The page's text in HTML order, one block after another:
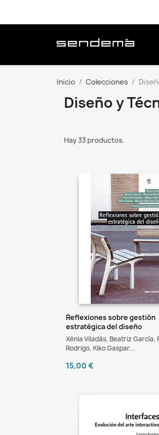
Inicio Colecciones
Diseño y
Hay 33 productos.
Reflexiones sobre gestión
estratégica del diseño
Xènia Viladàs, Beatriz García,
Rodrigo, Kiko Gaspar...
15,00 €